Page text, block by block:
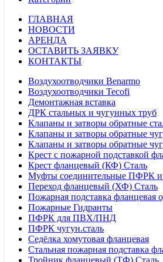
ГЛАВНАЯ
НОВОСТИ
АРЕНДА
ОСТАВИТЬ ЗАЯВКУ
КОНТАКТЫ
Воздухоотводчики Benarmo
Воздухоотводчики Tecofi
Демонтажная вставка
ДРК стальных и чугунных труб
Клапаны и затворы обратные
Клапаны и затворы обратные
Клапаны и затворы обратные
Крест с пожарной подставкой
Крест фланцевый (КФ) Сталь
Муфты соединительные ПФРК и
Переход фланцевый (ХФ) Сталь
Пожарная подставка
Пожарные Гидранты
ПФРК для ПВХ/ПНД
ПФРК чугун.сталь
Седёлка хомутовая фланцевая
Стальная пожарная подставка
Тройник фланцевый (ТФ) Сталь